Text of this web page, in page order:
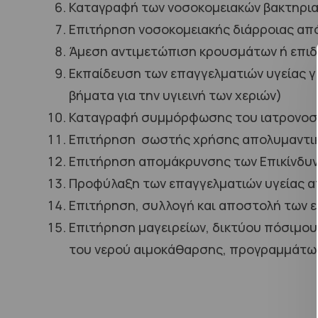
Καταγραφή των νοσοκομειακών
Επιτήρηση νοσοκομειακής διάρροιας
Άμεση αντιμετώπιση κρουσμάτων ή
Εκπαίδευση των επαγγελματιών
βήματα για την υγιεινή των χεριών)
Καταγραφή συμμόρφωσης του
Επιτήρηση σωστής χρήσης
Επιτήρηση απομάκρυνσης των
Προφύλαξη των επαγγελματιών υγείας
Επιτήρηση, συλλογή και αποστολή των
Επιτήρηση μαγειρείων, δικτύου
του νερού αιμοκάθαρσης,